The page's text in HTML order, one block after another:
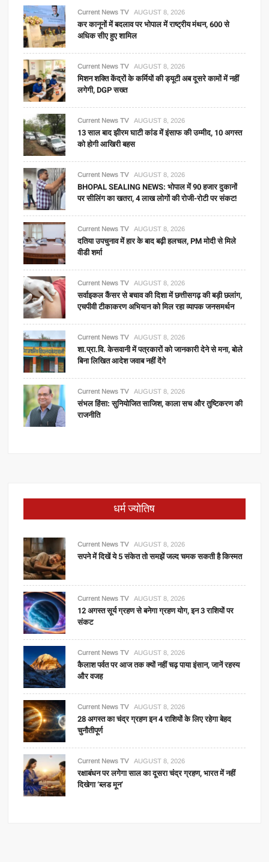
Current News TV AUGUST 8, 2026
कर कानूनों में बदलाव पर भोपाल में राष्ट्रीय मंथन, 600 से
अधिक सीए हुए शामिल
Current News TV AUGUST 8, 2026
मिशन शक्ति केंद्रों के कर्मियों की ड्यूटी अब दूसरे कामों में नहीं
लगेगी, DGP सख्त
Current News TV AUGUST 8, 2026
13 साल बाद झीरम घाटी कांड में इंसाफ की उम्मीद, 10 अगस्त
को होगी आखिरी बहस
Current News TV AUGUST 8, 2026
BHOPAL SEALING NEWS: भोपाल में 90 हजार दुकानों
पर सीलिंग का खतरा, 4 लाख लोगों की रोजी-रोटी पर संकट!
Current News TV AUGUST 8, 2026
दतिया उपचुनाव में हार के बाद बढ़ी हलचल, PM मोदी से मिले
वीडी शर्मा
Current News TV AUGUST 8, 2026
सर्वाइकल कैंसर से बचाव की दिशा में छत्तीसगढ़ की बड़ी छलांग,
एचपीवी टीकाकरण अभियान को मिल रहा व्यापक जनसमर्थन
Current News TV AUGUST 8, 2026
शा.प्रा.वि. केसवानी में पत्रकारों को जानकारी देने से मना, बोले
बिना लिखित आदेश जवाब नहीं देंगे
Current News TV AUGUST 8, 2026
संभल हिंसा: सुनियोजित साजिश, काला सच और तुष्टिकरण की
राजनीति
धर्म ज्योतिष
Current News TV AUGUST 8, 2026
सपने में दिखें ये 5 संकेत तो समझें जल्द चमक सकती है किस्मत
Current News TV AUGUST 8, 2026
12 अगस्त सूर्य ग्रहण से बनेगा ग्रहण योग, इन 3 राशियों पर
संकट
Current News TV AUGUST 8, 2026
कैलाश पर्वत पर आज तक क्यों नहीं चढ़ पाया इंसान, जानें रहस्य
और वजह
Current News TV AUGUST 8, 2026
28 अगस्त का चंद्र ग्रहण इन 4 राशियों के लिए रहेगा बेहद
चुनौतीपूर्ण
Current News TV AUGUST 8, 2026
रक्षाबंधन पर लगेगा साल का दूसरा चंद्र ग्रहण, भारत में नहीं
दिखेगा ‘ब्लड मून’